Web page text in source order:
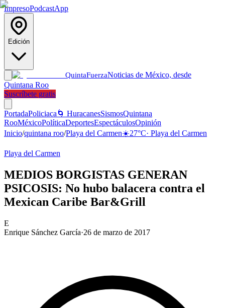
ImpresoPodcastApp
Edición
QuintaFuerzaNoticias de México, desde
Quintana Roo
Suscríbete gratis
PortadaPoliciaca 🌀 HuracanesSismosQuintana
RooMéxicoPolíticaDeportesEspectáculosOpinión
Inicio/quintana roo/Playa del Carmen☀️27°C· Playa del Carmen
Playa del Carmen
MEDIOS BORGISTAS GENERAN
PSICOSIS: No hubo balacera contra el
Mexican Caribe Bar&Grill
E
Enrique Sánchez García·26 de marzo de 2017